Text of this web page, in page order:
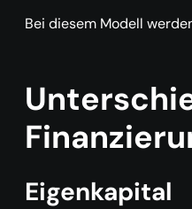
Bei diesem Modell
Eigenkapital